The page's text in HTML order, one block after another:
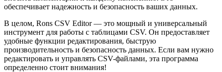
обеспечивает надежность и безопасность ваших данных.
В целом, Rons CSV Editor — это мощный и универсальный
инструмент для работы с таблицами CSV. Он предоставляет
удобные функции редактирования, быструю
производительность и безопасность данных. Если вам нужно
редактировать и управлять CSV-файлами, эта программа
определенно стоит внимания!